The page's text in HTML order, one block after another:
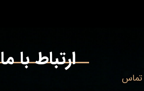
تماس
ارتباط با ما